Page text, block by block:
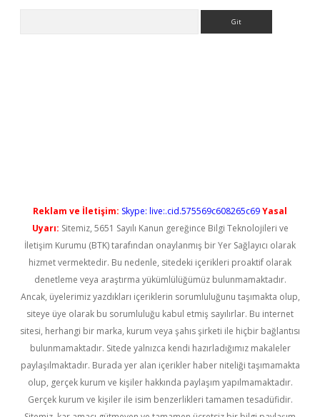
Reklam ve İletişim: Skype: live:.cid.575569c608265c69Yasal
Uyarı: Sitemiz, 5651 Sayılı Kanun gereğince Bilgi Teknolojileri ve
İletişim Kurumu (BTK) tarafından onaylanmış bir Yer Sağlayıcı olarak
hizmet vermektedir. Bu nedenle, sitedeki içerikleri proaktif olarak
denetleme veya araştırma yükümlülüğümüz bulunmamaktadır.
Ancak, üyelerimiz yazdıkları içeriklerin sorumluluğunu taşımakta olup,
siteye üye olarak bu sorumluluğu kabul etmiş sayılırlar. Bu internet
sitesi, herhangi bir marka, kurum veya şahıs şirketi ile hiçbir bağlantısı
bulunmamaktadır. Sitede yalnızca kendi hazırladığımız makaleler
paylaşılmaktadır. Burada yer alan içerikler haber niteliği taşımamakta
olup, gerçek kurum ve kişiler hakkında paylaşım yapılmamaktadır.
Gerçek kurum ve kişiler ile isim benzerlikleri tamamen tesadüfidir.